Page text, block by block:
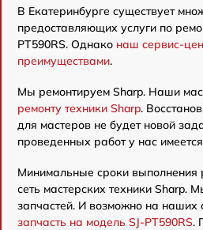
В Екатеринбурге существует
предоставляющих услуги по
PT590RS. Однако наш сервис-
преимуществами.
Мы ремонтируем Sharp. Наши
ремонту техники Sharp.
для мастеров не будет новой
проведенных работ у нас
Минимальные сроки
сеть мастерских техники Sharp.
запчастей. И возможно на наших
запчасть на модель SJ-PT590RS.